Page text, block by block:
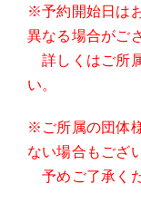
※予約開始日は
異なる場合がご
詳しくはご所
い。
※ご所属の団体
ない場合もござ
予めご了承く